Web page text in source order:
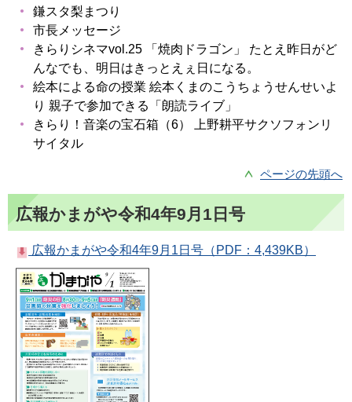
鎌スタ梨まつり
市長メッセージ
きらりシネマvol.25 「焼肉ドラゴン」 たとえ昨日がど
んなでも、明日はきっとえぇ日になる。
絵本による命の授業 絵本くまのこうちょうせんせいよ
り 親子で参加できる「朗読ライブ」
きらり！音楽の宝石箱（6） 上野耕平サクソフォンリ
サイタル
ページの先頭へ
広報かまがや令和4年9月1日号
広報かまがや令和4年9月1日号（PDF：4,439KB）